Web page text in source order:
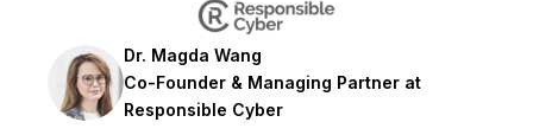
Dr. Magda Wang
Co-Founder & Managing Partner at
Responsible Cyber